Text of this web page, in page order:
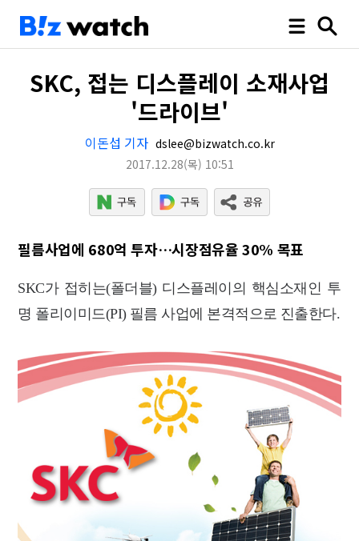
SKC, 접는 디스플레이 소재사업
'드라이브'
이돈섭 기자 dslee@bizwatch.co.kr
2017.12.28(목) 10:51
필름사업에 680억 투자…시장점유율 30% 목표
SKC가 접히는(폴더블) 디스플레이의 핵심소재인 투
명 폴리이미드(PI) 필름 사업에 본격적으로 진출한다.